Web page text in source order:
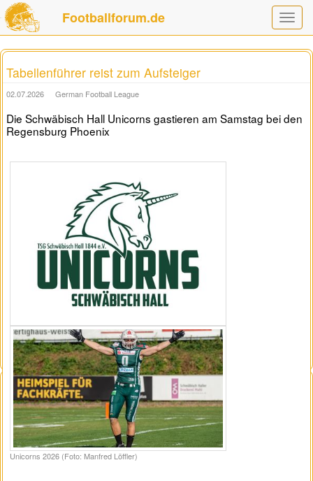
Toggle
Footballforum.de
Tabellenführer reist zum Aufsteiger
02.07.2026 German Football League
Die Schwäbisch Hall Unicorns gastieren am Samstag bei den
Regensburg Phoenix
Unicorns 2026 (Foto: Manfred Löffler)